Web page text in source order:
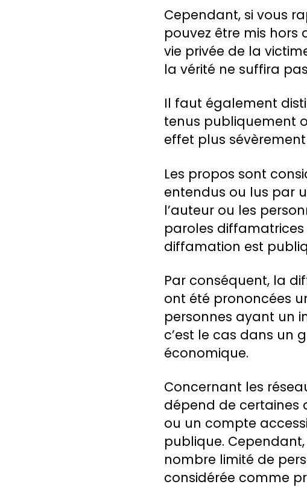
Cependant, si vous
pouvez être mis hors
vie privée de la
la vérité ne suffira
Il faut également
tenus publiquement
effet plus
Les propos sont
entendus ou lus par
l’auteur ou les
paroles
diffamation est
Par conséquent, la
ont été prononcées
personnes ayant un
c’est le cas dans un
économique.
Concernant les
dépend de certaines
ou un compte
publique.
nombre limité de
considérée comme